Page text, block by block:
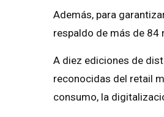
Además, para
respaldo de más de 84
A diez ediciones de
reconocidas del retail
consumo, la